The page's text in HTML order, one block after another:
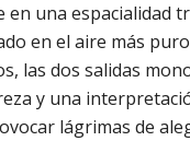
en una espacialidad
en el aire más
las dos salidas
y una
lágrimas de